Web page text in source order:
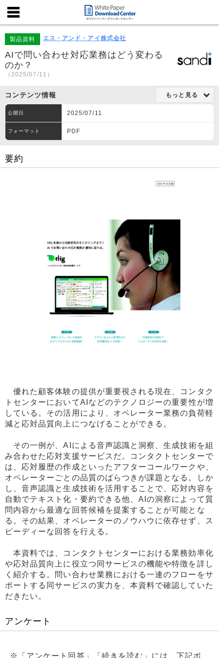
製品資料 エス・アンド・アイ株式会社
AIで問い合わせ対応業務はどう変わる
のか？
（2025/07/11）
コンテンツ情報 もっと見る
公開日 2025/07/11
フォーマット PDF
要約
優れた顧客体験の提供が重要視される現在、コンタク
トセンターにおいてAIなどのテクノロジーの重要性が増
している。その活用により、オペレーター業務の負荷軽
減と応対品質向上につなげることができる。
その一例が、AIによる音声認識と洞察、生成技術を組
み合わせた応対支援サービスだ。コンタクトセンターで
は、応対履歴の作成といったアフターコールワークや、
オペレーターごとの品質のばらつきが課題となる。しか
し、音声認識と生成技術を活用することで、応対内容を
自動でテキスト化・要約できる他、AIの洞察によって質
問内容から最適な回答候補を提案することが可能とな
る。その結果、オペレーターのノウハウに依存せず、ス
ピーディーな回答を行える。
本資料では、コンタクトセンターにおける業務効率化
や応対品質向上に役立つ同サービスの機能や特徴を詳し
く紹介する。問い合わせ業務における一連のフローをサ
ポートする同サービスの実力を、本資料で確認していた
だきたい。
アンケート
※「アンケート回答」「続きを読む」には、下記ボ